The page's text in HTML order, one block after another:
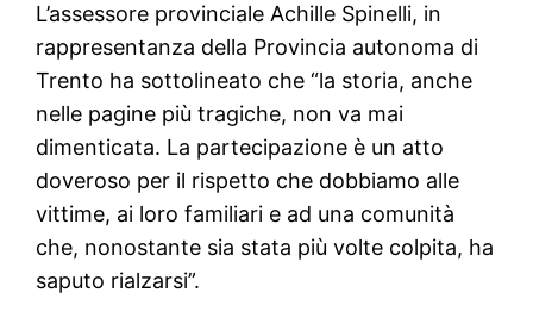
L’assessore provinciale Achille Spinelli, in
rappresentanza della Provincia autonoma di
Trento ha sottolineato che “la storia, anche
nelle pagine più tragiche, non va mai
dimenticata. La partecipazione è un atto
doveroso per il rispetto che dobbiamo alle
vittime, ai loro familiari e ad una comunità
che, nonostante sia stata più volte colpita, ha
saputo rialzarsi”.